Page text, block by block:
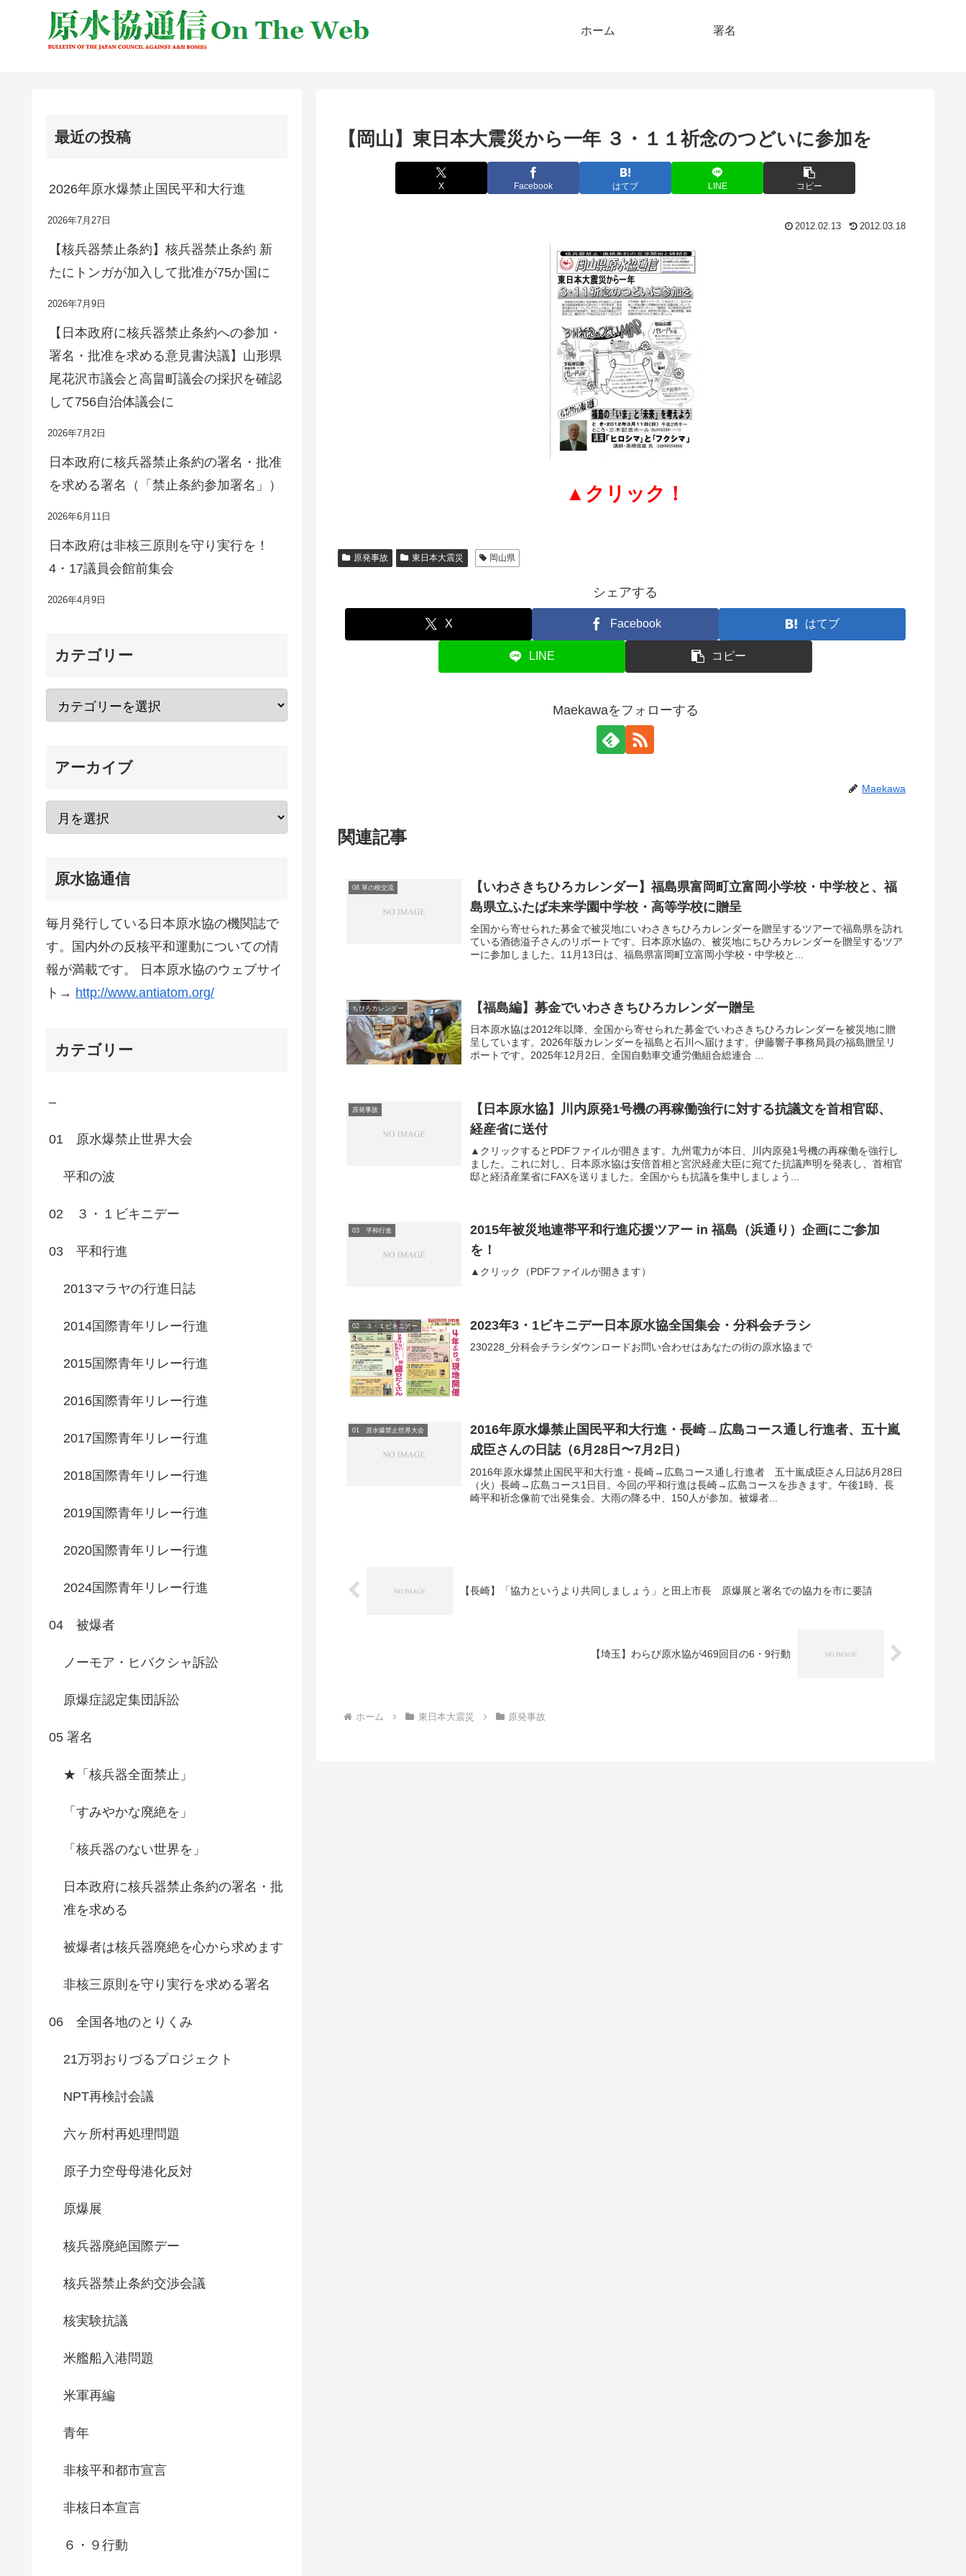
ホーム 署名
【岡山】東日本大震災から一年 ３・１１祈念のつどいに参加を
X Facebook はてブ LINE コピー
2012.02.13 2012.03.18
▲クリック！
原発事故 東日本大震災 岡山県
シェアする
X Facebook はてブ
LINE コピー
Maekawaをフォローする
Maekawa
関連記事
08 草の根交流
【いわさきちひろカレンダー】福島県富岡町立富岡小学校・中学校と、福
島県立ふたば未来学園中学校・高等学校に贈呈
全国から寄せられた募金で被災地にいわさきちひろカレンダーを贈呈するツアーで福島県を訪れ
ている酒徳溢子さんのリポートです。日本原水協の、被災地にちひろカレンダーを贈呈するツア
ーに参加しました。11月13日は、福島県富岡町立富岡小学校・中学校と...
ちひろカレンダー 【福島編】募金でいわさきちひろカレンダー贈呈
日本原水協は2012年以降、全国から寄せられた募金でいわさきちひろカレンダーを被災地に贈
呈しています。2026年版カレンダーを福島と石川へ届けます。伊藤響子事務局員の福島贈呈リ
ポートです。2025年12月2日、全国自動車交通労働組合総連合 ...
原発事故
【日本原水協】川内原発1号機の再稼働強行に対する抗議文を首相官邸、
経産省に送付
▲クリックするとPDFファイルが開きます。九州電力が本日、川内原発1号機の再稼働を強行し
ました。これに対し、日本原水協は安倍首相と宮沢経産大臣に宛てた抗議声明を発表し、首相官
邸と経済産業省にFAXを送りました。全国からも抗議を集中しましょう...
03 平和行進
2015年被災地連帯平和行進応援ツアー in 福島（浜通り）企画にご参加
を！
▲クリック（PDFファイルが開きます）
02 ３・１ビキニデー 2023年3・1ビキニデー日本原水協全国集会・分科会チラシ
230228_分科会チラシダウンロードお問い合わせはあなたの街の原水協まで
01 原水爆禁止世界大会
2016年原水爆禁止国民平和大行進・長崎→広島コース通し行進者、五十嵐
成臣さんの日誌（6月28日〜7月2日）
2016年原水爆禁止国民平和大行進・長崎→広島コース通し行進者 五十嵐成臣さん日誌6月28日
（火）長崎→広島コース1日目。今回の平和行進は長崎→広島コースを歩きます。午後1時、長
崎平和祈念像前で出発集会。大雨の降る中、150人が参加。被爆者...
【長崎】「協力というより共同しましょう」と田上市長 原爆展と署名での協力を市に要請
【埼玉】わらび原水協が469回目の6・9行動
ホーム 東日本大震災 原発事故
最近の投稿
2026年原水爆禁止国民平和大行進
2026年7月27日
【核兵器禁止条約】核兵器禁止条約 新
たにトンガが加入して批准が75か国に
2026年7月9日
【日本政府に核兵器禁止条約への参加・
署名・批准を求める意見書決議】山形県
尾花沢市議会と高畠町議会の採択を確認
して756自治体議会に
2026年7月2日
日本政府に核兵器禁止条約の署名・批准
を求める署名（「禁止条約参加署名」）
2026年6月11日
日本政府は非核三原則を守り実行を！
4・17議員会館前集会
2026年4月9日
カテゴリー
アーカイブ
原水協通信
毎月発行している日本原水協の機関誌で
す。国内外の反核平和運動についての情
報が満載です。 日本原水協のウェブサイ
ト→ http://www.antiatom.org/
カテゴリー
–
01 原水爆禁止世界大会
平和の波
02 ３・１ビキニデー
03 平和行進
2013マラヤの行進日誌
2014国際青年リレー行進
2015国際青年リレー行進
2016国際青年リレー行進
2017国際青年リレー行進
2018国際青年リレー行進
2019国際青年リレー行進
2020国際青年リレー行進
2024国際青年リレー行進
04 被爆者
ノーモア・ヒバクシャ訴訟
原爆症認定集団訴訟
05 署名
★「核兵器全面禁止」
「すみやかな廃絶を」
「核兵器のない世界を」
日本政府に核兵器禁止条約の署名・批
准を求める
被爆者は核兵器廃絶を心から求めます
非核三原則を守り実行を求める署名
06 全国各地のとりくみ
21万羽おりづるプロジェクト
NPT再検討会議
六ヶ所村再処理問題
原子力空母母港化反対
原爆展
核兵器廃絶国際デー
核兵器禁止条約交渉会議
核実験抗議
米艦船入港問題
米軍再編
青年
非核平和都市宣言
非核日本宣言
６・９行動